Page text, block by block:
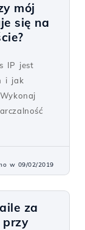
mój
się na
IP jest
i jak
w 09/02/2019
za
przy